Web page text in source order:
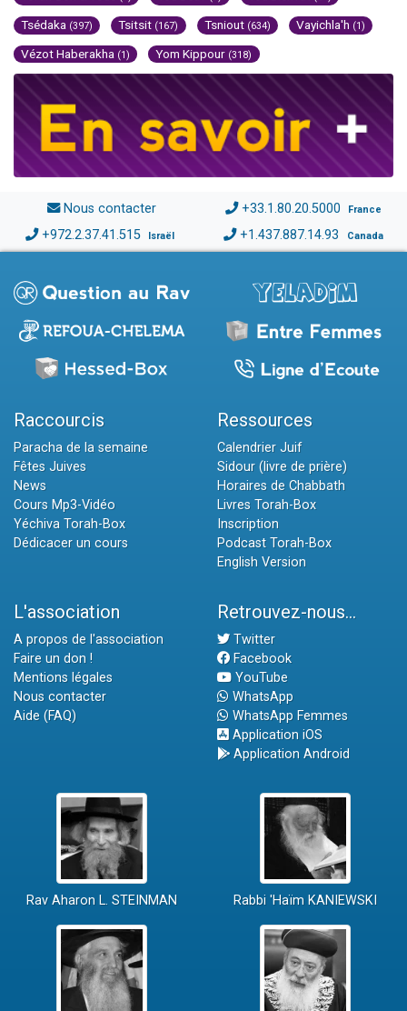
Tsédaka (397) Tsitsit (167) Tsniout (634) Vayichla'h (1)
Vézot Haberakha (1) Yom Kippour (318)
Nous contacter +33.1.80.20.5000 France
+972.2.37.41.515 Israël +1.437.887.14.93 Canada
Raccourcis
Paracha de la semaine
Fêtes Juives
News
Cours Mp3-Vidéo
Yéchiva Torah-Box
Dédicacer un cours
Ressources
Calendrier Juif
Sidour (livre de prière)
Horaires de Chabbath
Livres Torah-Box
Inscription
Podcast Torah-Box
English Version
L'association
A propos de l'association
Faire un don !
Mentions légales
Nous contacter
Aide (FAQ)
Retrouvez-nous...
Twitter
Facebook
YouTube
WhatsApp
WhatsApp Femmes
Application iOS
Application Android
Rav Aharon L. STEINMAN Rabbi 'Haïm KANIEWSKI